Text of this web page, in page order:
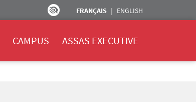
FRANÇAIS ENGLISH
CAMPUS ASSAS EXECUTIVE